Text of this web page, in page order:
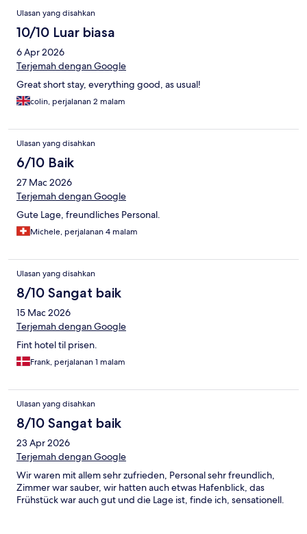
Ulasan yang disahkan
10/10 Luar biasa
6 Apr 2026
Terjemah dengan Google
Great short stay, everything good, as usual!
colin, perjalanan 2 malam
Ulasan yang disahkan
6/10 Baik
27 Mac 2026
Terjemah dengan Google
Gute Lage, freundliches Personal.
Michele, perjalanan 4 malam
Ulasan yang disahkan
8/10 Sangat baik
15 Mac 2026
Terjemah dengan Google
Fint hotel til prisen.
Frank, perjalanan 1 malam
Ulasan yang disahkan
8/10 Sangat baik
23 Apr 2026
Terjemah dengan Google
Wir waren mit allem sehr zufrieden, Personal sehr freundlich,
Zimmer war sauber, wir hatten auch etwas Hafenblick, das
Frühstück war auch gut und die Lage ist, finde ich, sensationell.